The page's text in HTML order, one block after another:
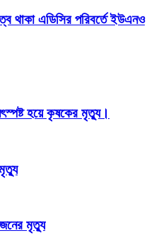
থাকা এডিসির পরিবর্তে ইউএনও
হয়ে কৃষকের মৃত্যু।
মৃত্যু